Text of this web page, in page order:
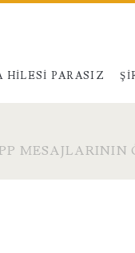
HILESI PARASIZ